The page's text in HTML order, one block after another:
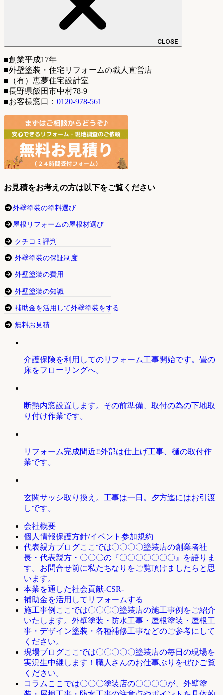
CLOSE
■創業平成17年
■外壁塗装・住宅リフォームの職人直営店
■（有）恵夢住宅設計室
■長野県飯田市中村78-9
■お客様窓口： 0120-978-561
お見積をお考えの方は以下をご覧ください
外壁塗装の塗料選び
屋根リフォームの屋根材選び
クチコミ評判
外壁塗装の保証制度
外壁塗装の費用
外壁塗装の知識
補助金を活用して外壁塗装をする
無料お見積
介護保険を利用してのリフォーム工事開始です。畳の
床をフローリングへ。
断熱内窓設置します。その前準備、取付の為の下地取
り付け作業です。
リフォーム完成間近‼外部は仕上げ工事、樋の取付作
業です。
玄関サッシ取り換え。工事は一日。夕方迄にはお引渡
しです。
会社概要
個人情報保護方針/イベント参加規約
代表親方ブログここでは〇〇〇〇塗装店の創業者社
長・代表親方・〇〇〇の『〇〇〇〇〇〇〇』を語りま
す。お問合せ前に私たちなりをご覧頂けましたらと思
います。
本業を通した社会貢献-CSR-
補助金を活用してリフォームする
施工事例 ここでは〇〇〇〇塗装店の施工事例をご紹介
いたします。外壁塗装・防水工事・屋根塗装・屋根工
事・デザイン塗装・各種補修工事などのご参考にして
ください。
現場ブログここでは〇〇〇〇〇塗装店の毎日の現場を
実況生中継します！職人さんのお仕事ぶりをぜひご覧
ください。
コラム ここでは〇〇〇塗装店の〇〇〇〇が、外壁塗